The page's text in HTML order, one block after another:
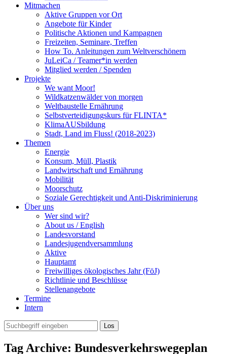
Mitmachen
Aktive Gruppen vor Ort
Angebote für Kinder
Politische Aktionen und Kampagnen
Freizeiten, Seminare, Treffen
How To. Anleitungen zum Weltverschönern
JuLeiCa / Teamer*in werden
Mitglied werden / Spenden
Projekte
We want Moor!
Wildkatzenwälder von morgen
Weltbaustelle Ernährung
Selbstverteidigungskurs für FLINTA*
KlimaAUSbildung
Stadt, Land im Fluss! (2018-2023)
Themen
Energie
Konsum, Müll, Plastik
Landwirtschaft und Ernährung
Mobilität
Moorschutz
Soziale Gerechtigkeit und Anti-Diskriminierung
Über uns
Wer sind wir?
About us / English
Landesvorstand
Landesjugendversammlung
Aktive
Hauptamt
Freiwilliges ökologisches Jahr (FöJ)
Richtlinie und Beschlüsse
Stellenangebote
Termine
Intern
Tag Archive: Bundesverkehrswegeplan